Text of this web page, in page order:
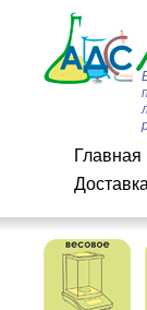
Главная
Доставка